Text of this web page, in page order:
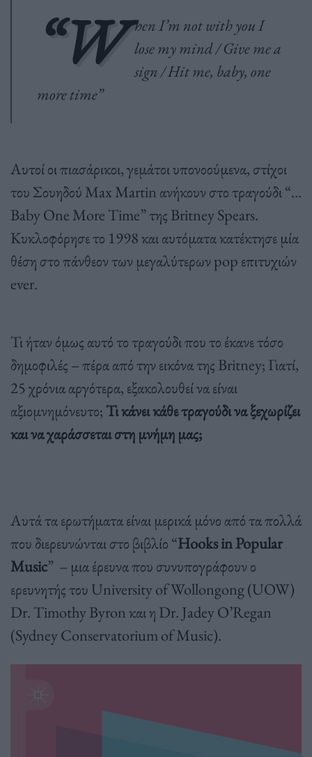
“W hen I’m not with you I
lose my mind / Give me a
sign / Hit me, baby, one
more time”
Αυτοί οι πιασάρικοι, γεμάτοι υπονοούμενα, στίχοι
του Σουηδού Max Martin ανήκουν στο τραγούδι “…
Baby One More Time” της Britney Spears.
Κυκλοφόρησε το 1998 και αυτόματα κατέκτησε μία
θέση στο πάνθεον των μεγαλύτερων pop επιτυχιών
ever.
Τι ήταν όμως αυτό το τραγούδι που το έκανε τόσο
δημοφιλές – πέρα από την εικόνα της Britney; Γιατί,
25 χρόνια αργότερα, εξακολουθεί να είναι
αξιομνημόνευτο; Τι κάνει κάθε τραγούδι να ξεχωρίζει
και να χαράσσεται στη μνήμη μας;
Αυτά τα ερωτήματα είναι μερικά μόνο από τα πολλά
που διερευνώνται στο βιβλίο “Hooks in Popular
Music” – μια έρευνα που συνυπογράφουν ο
ερευνητής του University of Wollongong (UOW)
Dr. Timothy Byron και η Dr. Jadey O’Regan
(Sydney Conservatorium of Music).